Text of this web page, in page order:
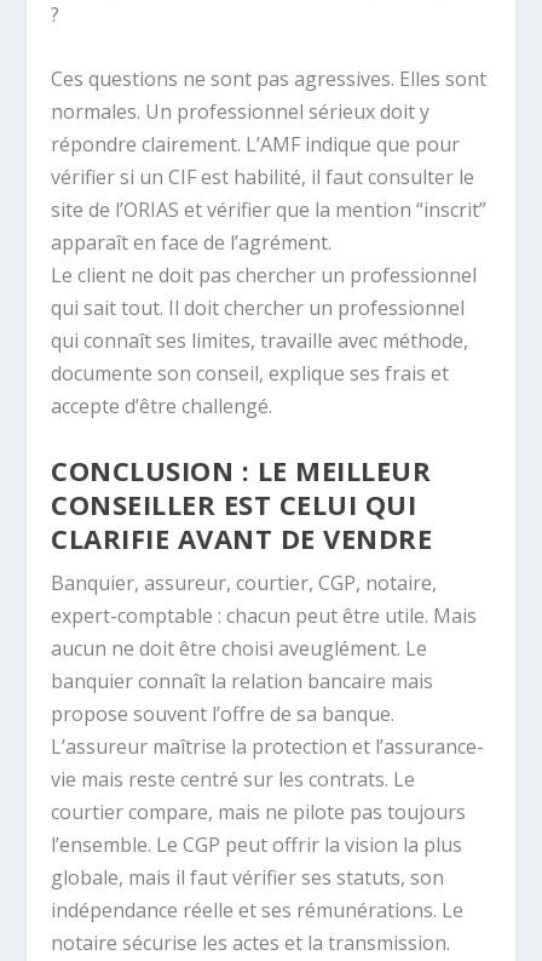
?
Ces questions ne sont pas agressives. Elles sont
normales. Un professionnel sérieux doit y
répondre clairement. L’AMF indique que pour
vérifier si un CIF est habilité, il faut consulter le
site de l’ORIAS et vérifier que la mention “inscrit”
apparaît en face de l’agrément.
Le client ne doit pas chercher un professionnel
qui sait tout. Il doit chercher un professionnel
qui connaît ses limites, travaille avec méthode,
documente son conseil, explique ses frais et
accepte d’être challengé.
CONCLUSION : LE MEILLEUR
CONSEILLER EST CELUI QUI
CLARIFIE AVANT DE VENDRE
Banquier, assureur, courtier, CGP, notaire,
expert-comptable : chacun peut être utile. Mais
aucun ne doit être choisi aveuglément. Le
banquier connaît la relation bancaire mais
propose souvent l’offre de sa banque.
L’assureur maîtrise la protection et l’assurance-
vie mais reste centré sur les contrats. Le
courtier compare, mais ne pilote pas toujours
l’ensemble. Le CGP peut offrir la vision la plus
globale, mais il faut vérifier ses statuts, son
indépendance réelle et ses rémunérations. Le
notaire sécurise les actes et la transmission.